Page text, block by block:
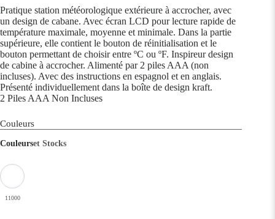
Pratique station météorologique extérieure à accrocher, avec
un design de cabane. Avec écran LCD pour lecture rapide de
température maximale, moyenne et minimale. Dans la partie
supérieure, elle contient le bouton de réinitialisation et le
bouton permettant de choisir entre ºC ou ºF. Inspireur design
de cabine à accrocher. Alimenté par 2 piles AAA (non
incluses). Avec des instructions en espagnol et en anglais.
Présenté individuellement dans la boîte de design kraft.
2 Piles AAA Non Incluses
Couleurs
Couleurset Stocks
11000